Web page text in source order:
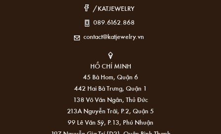
/KATJEWELRY
089.6162.868
contact@katjewelry.vn
HỒ CHÍ MINH
45 Bà Hom, Quận 6
442 Hai Bà Trưng, Quận 1
138 Võ Văn Ngân, Thủ Đức
213A Nguyễn Trãi, P.2, Quận 5
99 Lê Văn Sỹ, P.13, Phú Nhuận